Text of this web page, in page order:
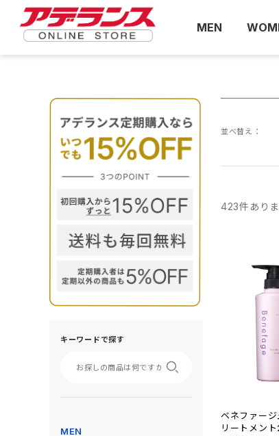
MEN
キーワードで探す
MEN
並べ替え：
423件あり
ベネファー
リートメン